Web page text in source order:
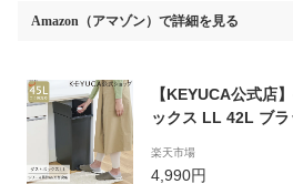
Amazon（アマゾン） で詳細を見る
【KEYUCA公式店
ックス LL 42L ブ
地 シンプル おしゃ
楽天市場
4,990円